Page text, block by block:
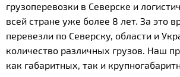
грузоперевозки в Северске и
всей стране уже более 8 лет. За это
перевезли по Северску, области и
количество различных грузов. Наш
как габаритных, так и